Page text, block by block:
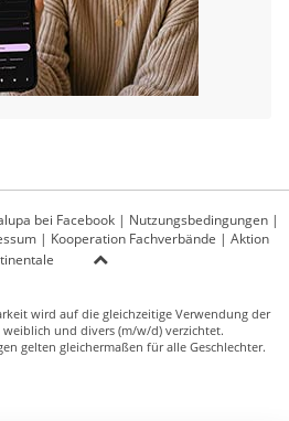
bei Facebook | Nutzungsbedingungen |
| Kooperation Fachverbände | Aktion
wird auf die gleichzeitige Verwendung der
und divers (m/w/d) verzichtet.
gelten gleichermaßen für alle Geschlechter.